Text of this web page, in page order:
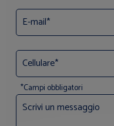
*Campi obbligatori